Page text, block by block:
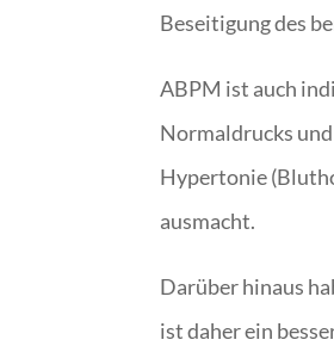
Beseitigung des
ABPM ist auch
Normaldrucks
Hypertonie
ausmacht.
Darüber hinaus
ist daher ein